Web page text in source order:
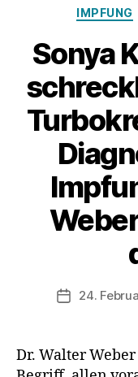
IMPFUNG
Sonya
24.
Dr. Walter